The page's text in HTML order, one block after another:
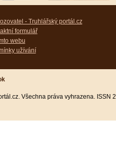
- Truhlářský portál.cz
formulář
webu
užívání
Všechna práva vyhrazena.